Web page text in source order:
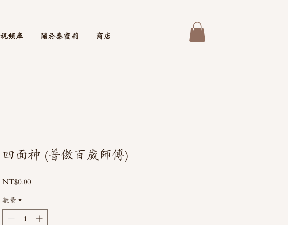
視頻庫 關於泰蜜莉 商店
四面神 (普傲百歲師傅)
NT$0.00價
數量 *